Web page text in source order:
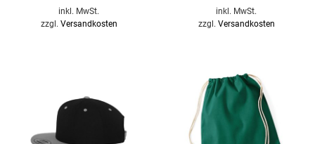
inkl. MwSt.
zzgl. Versandkosten
inkl. MwSt.
zzgl. Versandkosten